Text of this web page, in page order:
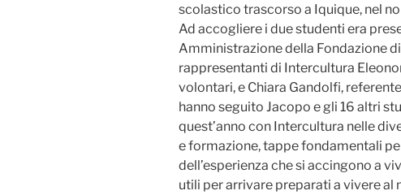
scolastico trascorso a Iquique, nel
Ad accogliere i due studenti era
Amministrazione della Fondazione
rappresentanti di Intercultura
volontari, e Chiara Gandolfi,
hanno seguito Jacopo e gli 16 altri
quest’anno con Intercultura nelle
e formazione, tappe fondamentali
dell’esperienza che si accingono a
utili per arrivare preparati a vivere